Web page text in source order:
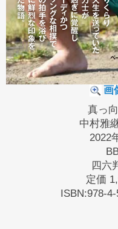
画
真っ
中村雅
2022
四六
定価
ISBN:978-